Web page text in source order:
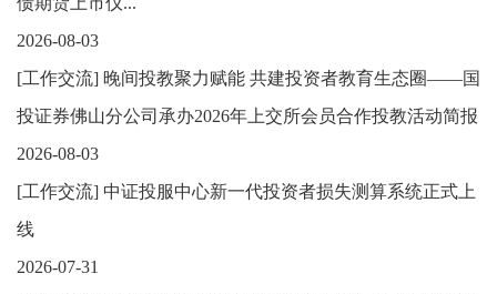
2026-08-03
[工作交流] 晚间投教聚力赋能 共建投资者教育生态圈——国
投证券佛山分公司承办2026年上交所会员合作投教活动简报
2026-08-03
[工作交流] 中证投服中心新一代投资者损失测算系统正式上
线
2026-07-31